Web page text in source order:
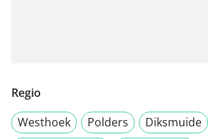
Regio
Westhoek
Polders
Diksmuide